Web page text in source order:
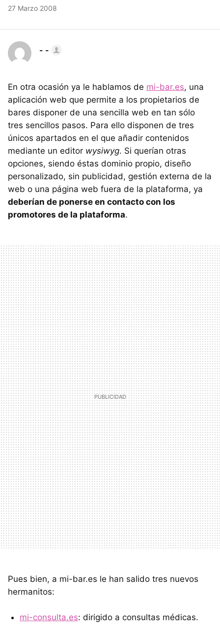
27 Marzo 2008
- -
En otra ocasión ya le hablamos de mi-bar.es, una
aplicación web que permite a los propietarios de
bares disponer de una sencilla web en tan sólo
tres sencillos pasos. Para ello disponen de tres
únicos apartados en el que añadir contenidos
mediante un editor wysiwyg. Si querían otras
opciones, siendo éstas dominio propio, diseño
personalizado, sin publicidad, gestión externa de la
web o una página web fuera de la plataforma, ya
deberían de ponerse en contacto con los
promotores de la plataforma.
Pues bien, a mi-bar.es le han salido tres nuevos
hermanitos:
mi-consulta.es: dirigido a consultas médicas.